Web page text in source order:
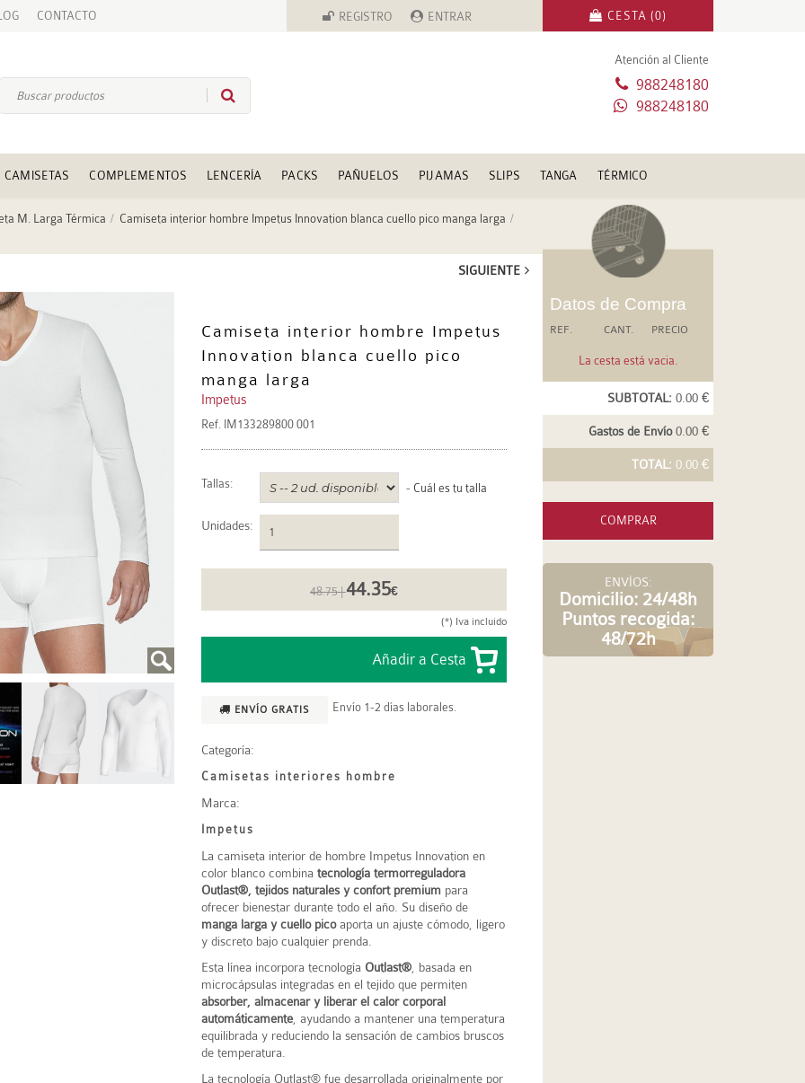
CONTACTO REGISTRO ENTRAR CESTA (0)
Atención al Cliente
988248180
988248180
CAMISETAS COMPLEMENTOS LENCERÍA PACKS PAÑUELOS PIJAMAS SLIPS TANGA TÉRMICO
M. Larga Térmica Camiseta interior hombre Impetus Innovation blanca cuello pico manga larga
SIGUIENTE
Camiseta interior hombre Impetus
Innovation blanca cuello pico
manga larga
Impetus
Ref. IM133289800 001
Tallas: - Cuál es tu talla
Unidades:
48.75 |44.35€
(*) Iva incluido
ENVÍO GRATIS Envío 1-2 días laborales.
Categoría:
Camisetas interiores hombre
Marca:
Impetus
La camiseta interior de hombre Impetus Innovation en
color blanco combina tecnología termorreguladora
Outlast®, tejidos naturales y confort premium para
ofrecer bienestar durante todo el año. Su diseño de
manga larga y cuello picoaporta un ajuste cómodo, ligero
y discreto bajo cualquier prenda.
Esta línea incorpora tecnología Outlast® , basada en
microcápsulas integradas en el tejido que permiten
absorber, almacenar y liberar el calor corporal
automáticamente , ayudando a mantener una temperatura
equilibrada y reduciendo la sensación de cambios bruscos
de temperatura.
La tecnología Outlast® fue desarrollada originalmente por
Datos de Compra
REF. CANT. PRECIO
La cesta está vacia.
SUBTOTAL: 0.00 €
Gastos de Envío0.00 €
TOTAL: 0.00 €
COMPRAR
ENVÍOS:
Domicilio: 24/48h
Puntos recogida:
48/72h